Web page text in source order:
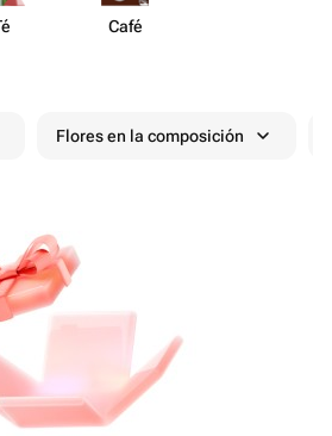
Café
Flores en la composición